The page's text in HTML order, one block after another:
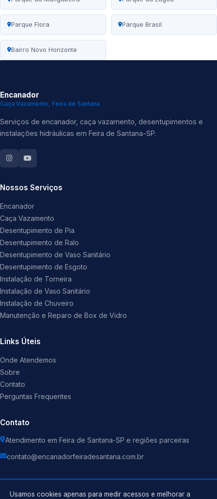
Parque Flora Parque Brasil
Bairro Novo Horizonte
Encanador
Caça Vazamento, Feira de Santana
Serviços de encanador, caça vazamento, desentupimentos e
instalações hidráulicas em Feira de Santana-SP.
Nossos Serviços
Encanador
Caça Vazamento
Desentupimento de Pia
Desentupimento de Ralo
Desentupimento de Vaso Sanitário
Desentupimento de Esgoto
Instalação de Torneira
Instalação de Vaso Sanitário
Instalação de Chuveiro
Manutenção e Reparo de Box de Vidro
Links Úteis
Onde Atendemos
Sobre
Contato
Perguntas Frequentes
Contato
Atendimento em Feira de Santana-SP e regiões parceiras
contato@encanadorfeiradesantana.com.br
Usamos cookies apenas para medir acessos e melhorar a